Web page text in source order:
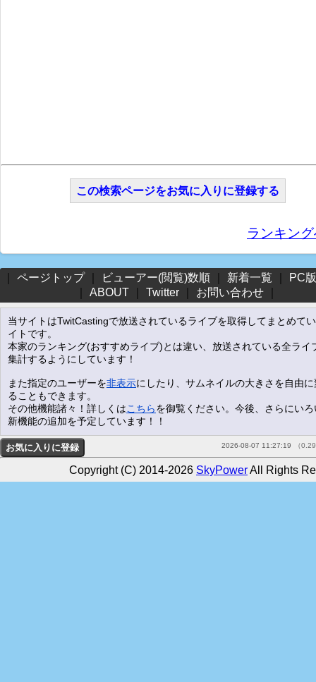
この検索ページをお気に入りに登録する
ランキン
ページトップ｜ ビューアー(閲覧)数順｜ 新着一覧
PC
ABOUT｜ Twitter｜ お問い合わせ｜
当サイトはTwitCastingで放送されているライブを取得してまとめて
イトです。
本家のランキング(おすすめライブ)とは違い、放送されている全ライ
集計するようにしています！
また指定のユーザーを非表示にしたり、サムネイルの大きさを自由
ることもできます。
その他機能諸々！詳しくはこちらを御覧ください。今後、さらにい
新機能の追加を予定しています！！
2026-08-07 11:27:19 （
Copyright (C) 2014-2026 SkyPowerAll Rights